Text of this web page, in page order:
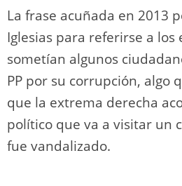
La frase acuñada en 2013
Iglesias para referirse a los
sometían algunos
PP por su corrupción, algo
que la extrema derecha
político que va a visitar un
fue vandalizado.